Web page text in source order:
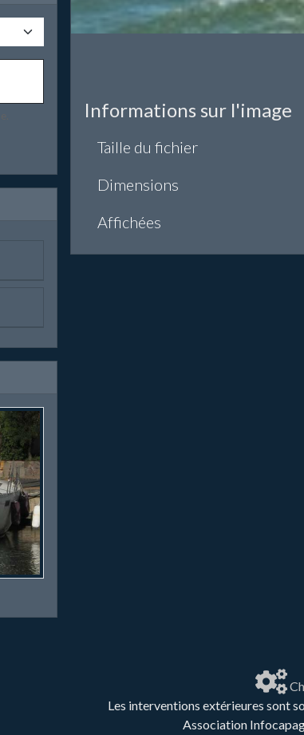
Informations sur l'image
Taille du fichier
Dimensions
Affichées
Les interventions extérieures sont
Association